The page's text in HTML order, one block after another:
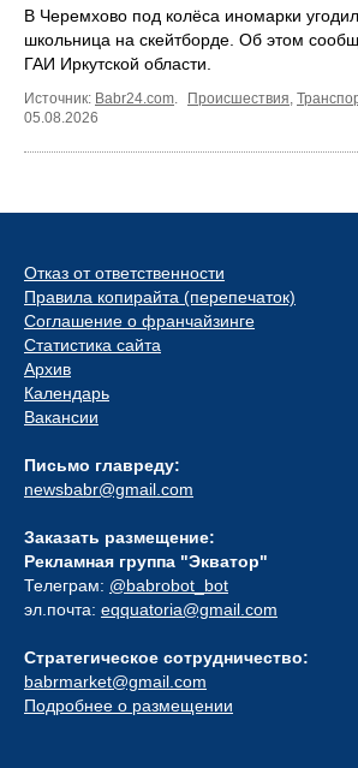
В Черемхово под колёса иномарки
школьница на скейтборде. Об этом
ГАИ Иркутской области.
Источник: Babr24.com. Происшествия,
05.08.2026
Отказ от ответственности
Правила копирайта (перепечаток)
Соглашение о франчайзинге
Статистика сайта
Архив
Календарь
Вакансии
Письмо главреду:
newsbabr@gmail.com
Заказать размещение:
Рекламная группа "Экватор"
Телеграм: @babrobot_bot
эл.почта: eqquatoria@gmail.com
Стратегическое сотрудничество:
babrmarket@gmail.com
Подробнее о размещении